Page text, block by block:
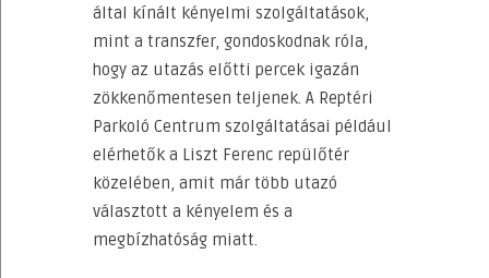
által kínált kényelmi szolgáltatások,
mint a transzfer, gondoskodnak róla,
hogy az utazás előtti percek igazán
zökkenőmentesen teljenek. A Reptéri
Parkoló Centrum szolgáltatásai például
elérhetők a Liszt Ferenc repülőtér
közelében, amit már több utazó
választott a kényelem és a
megbízhatóság miatt.